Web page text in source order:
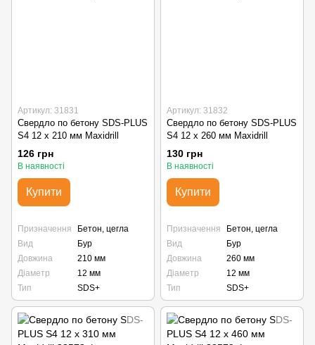
Артикул: 31831
Свердло по бетону SDS-PLUS
S4 12 х 210 мм Maxidrill
126 грн
В наявності
Купити
Призначення
Бетон, цегла
Вид
Бур
Довжина
210 мм
Діаметр
12 мм
Тип
SDS+
Артикул: 31832
Свердло по бетону SDS-PLUS
S4 12 х 260 мм Maxidrill
130 грн
В наявності
Купити
Призначення
Бетон, цегла
Вид
Бур
Довжина
260 мм
Діаметр
12 мм
Тип
SDS+